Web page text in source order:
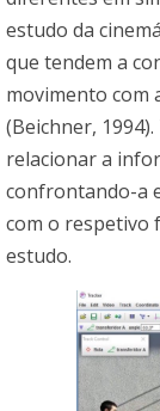
estudo da
que tendem a
movimento com
(Beichner,
relacionar a
confrontando-a
com o respetivo
estudo.